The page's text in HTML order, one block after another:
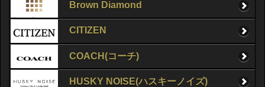
Brown Diamond
CITIZEN
COACH(コーチ)
HUSKY NOISE(ハスキーノイズ)